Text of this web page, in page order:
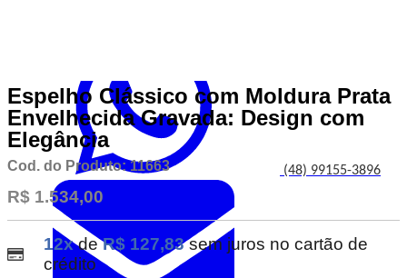
(48) 99155-3896
Espelho Clássico com Moldura Prata
Envelhecida Gravada: Design com
Elegância
Cod. do Produto: 11663
R$ 1.534,00
12xdeR$ 127,83 sem juros no cartão de
crédito